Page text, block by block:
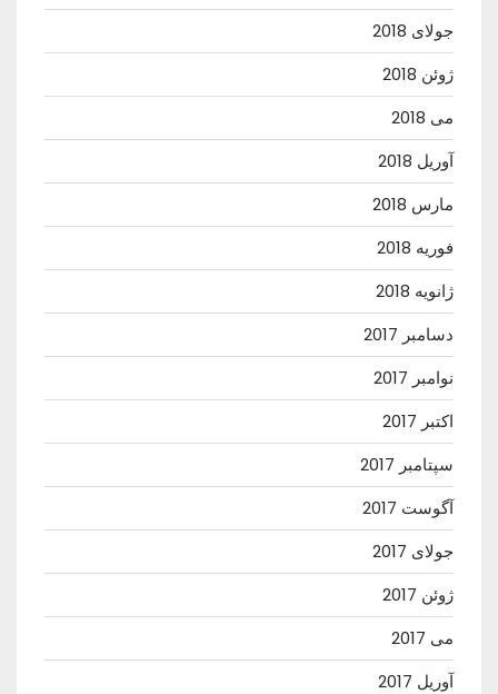
جولای 2018
ژوئن 2018
می 2018
آوریل 2018
مارس 2018
فوریه 2018
ژانویه 2018
دسامبر 2017
نوامبر 2017
اکتبر 2017
سپتامبر 2017
آگوست 2017
جولای 2017
ژوئن 2017
می 2017
آوریل 2017